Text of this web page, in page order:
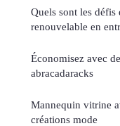
Quels sont les
renouvelable en
Économisez avec
abracadaracks
Mannequin vitrine
créations mode